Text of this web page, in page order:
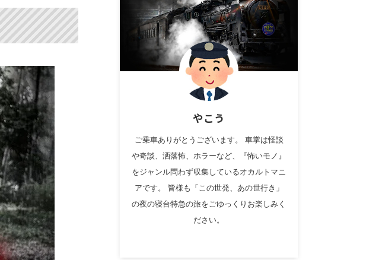
やこう
ご乗車ありがとうございます。 車掌は怪談
や奇談、洒落怖、ホラーなど、『怖いモノ』
をジャンル問わず収集しているオカルトマニ
アです。 皆様も「この世発、あの世行き」
の夜の寝台特急の旅をごゆっくりお楽しみく
ださい。